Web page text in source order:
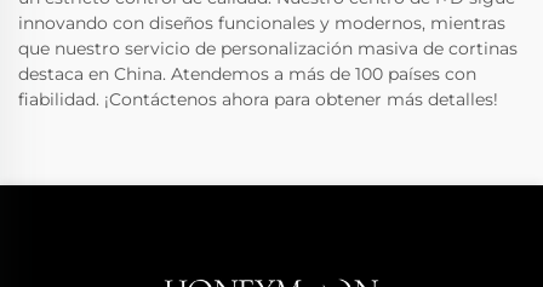
innovando con diseños funcionales y modernos, mientras
que nuestro servicio de personalización masiva de cortinas
destaca en China. Atendemos a más de 100 países con
fiabilidad. ¡Contáctenos ahora para obtener más detalles!